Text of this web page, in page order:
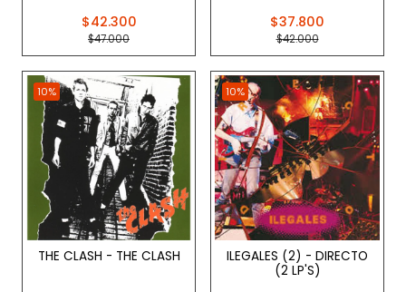
$42.300
$47.000
$37.800
$42.000
10%
THE CLASH - THE CLASH
10%
ILEGALES (2) - DIRECTO
(2 LP'S)